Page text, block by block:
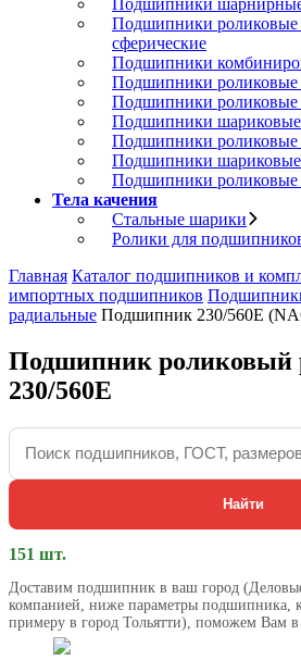
Подшипники
Подшипники роликовые
сферические
Подшипники
Подшипники роликовые
Подшипники роликовые
Подшипники шариковые
Подшипники роликовые
Подшипники
Подшипники роликовые
Тела качения
Стальные шарики
Ролики для
Главная Каталог подшипников и
импортных подшипников
радиальные Подшипник 230/560E
Подшипник роликовый
230/560E
Найти
151 шт.
Доставим подшипник в ваш город
компанией, ниже параметры подшипника,
примеру в город Тольятти), поможем Вам в